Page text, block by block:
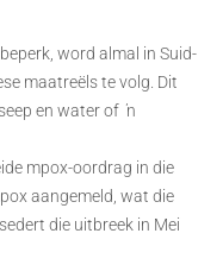
word almal in Suid-
maatreëls te volg. Dit
en water of ŉ
mpox-oordrag in die
aangemeld, wat die
die uitbreek in Mei